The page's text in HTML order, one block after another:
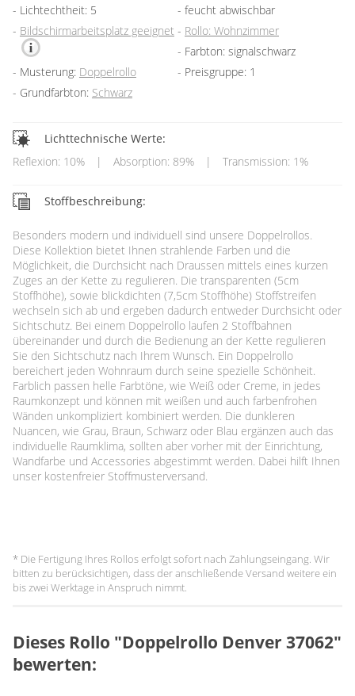
Lichtechtheit: 5
feucht abwischbar
Bildschirmarbeitsplatz geeignet
Rollo: Wohnzimmer
Farbton: signalschwarz
Musterung: Doppelrollo
Preisgruppe: 1
Grundfarbton: Schwarz
Lichttechnische Werte:
Reflexion: 10%
| Absorption: 89% | Transmission: 1%
Stoffbeschreibung:
Besonders modern und individuell sind unsere Doppelrollos.
Diese Kollektion bietet Ihnen strahlende Farben und die
Möglichkeit, die Durchsicht nach Draussen mittels eines kurzen
Zuges an der Kette zu regulieren. Die transparenten (5cm
Stoffhöhe), sowie blickdichten (7,5cm Stoffhöhe) Stoffstreifen
wechseln sich ab und ergeben dadurch entweder Durchsicht oder
Sichtschutz. Bei einem Doppelrollo laufen 2 Stoffbahnen
übereinander und durch die Bedienung an der Kette regulieren
Sie den Sichtschutz nach Ihrem Wunsch. Ein Doppelrollo
bereichert jeden Wohnraum durch seine spezielle Schönheit.
Farblich passen helle Farbtöne, wie Weiß oder Creme, in jedes
Raumkonzept und können mit weißen und auch farbenfrohen
Wänden unkompliziert kombiniert werden. Die dunkleren
Nuancen, wie Grau, Braun, Schwarz oder Blau ergänzen auch das
individuelle Raumklima, sollten aber vorher mit der Einrichtung,
Wandfarbe und Accessories abgestimmt werden. Dabei hilft Ihnen
unser kostenfreier Stoffmusterversand.
* Die Fertigung Ihres Rollos erfolgt sofort nach Zahlungseingang. Wir
bitten zu berücksichtigen, dass der anschließende Versand weitere ein
bis zwei Werktage in Anspruch nimmt.
Dieses Rollo "Doppelrollo Denver 37062"
bewerten: